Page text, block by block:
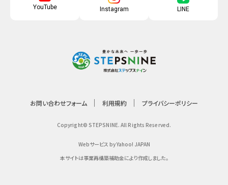
YouTube Instagram LINE
お問い合わせフォーム 利用規約 プライバシーポリシー
Copyright© STEPSNINE. All Rights Reserved.
Webサービス by Yahoo! JAPAN
本サイトは事業再構築補助金により作成しました。